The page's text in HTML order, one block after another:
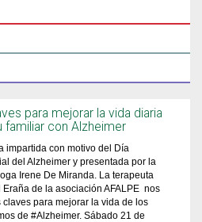
para mejorar la vida diaria
familiar con Alzheimer
impartida con motivo del Día
del Alzheimer y presentada por la
Irene De Miranda. La terapeuta
Eraña de la asociación AFALPE nos
claves para mejorar la vida de los
de #Alzheimer. Sábado 21 de